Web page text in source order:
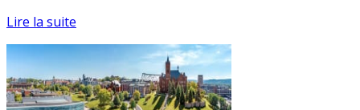
Lire la suite